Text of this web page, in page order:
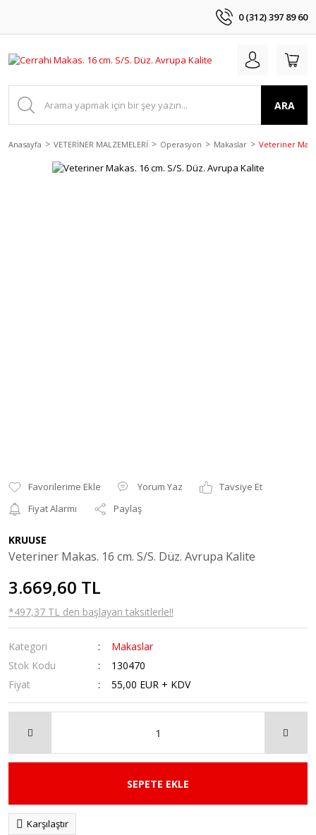
0 (312) 397 89 60
ARA
Anasayfa VETERİNER MALZEMELERİ Operasyon Makaslar Veteriner
Yorum Yaz
Tavsiye Et
Fiyat Alarmı
Paylaş
KRUUSE
Veteriner Makas. 16 cm. S/S. Düz. Avrupa Kalite
3.669,60 TL
*497,37 TL den başlayan taksitlerle!!
Kategori
Makaslar
Stok Kodu
130470
Fiyat
55,00 EUR + KDV
SEPETE EKLE
Karşılaştır